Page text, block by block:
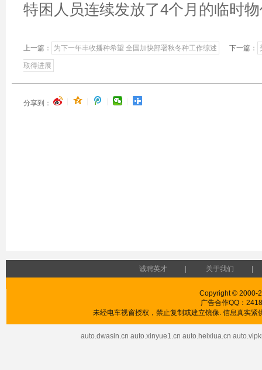
特困人员连续发放了4个月的临时
上一篇： 为下一年丰收播种希望 全国加快部署秋冬种工作综述 下一篇：
取得进展
分享到：
诚聘英才 关于我们
Copyright © 2000-
广告合作QQ：
未经电车视窗授权，禁止复制或建立镜像. 信息真实
auto.dwasin.cn auto.xinyue1.cn auto.heixiua.cn